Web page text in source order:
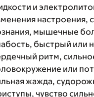
и
настроения,
мышечные
быстрый или
ритм,
или
жажда,
чувство